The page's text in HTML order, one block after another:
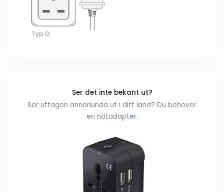
Ser det inte bekant ut?
Ser uttagen annorlunda ut i ditt land? Du behöver
en nätadapter.